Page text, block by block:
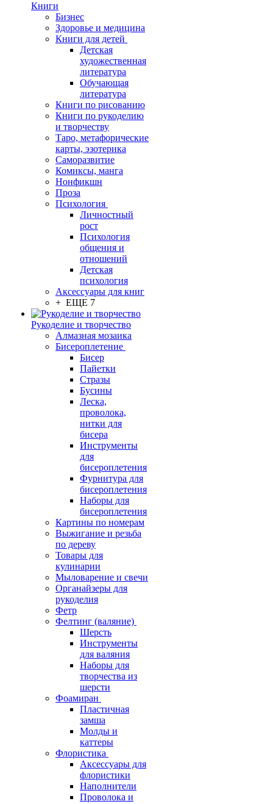
Книги
Бизнес
Здоровье и медицина
Книги для детей
Детская
художественная
литература
Обучающая
литература
Книги по рисованию
Книги по рукоделию
и творчеству
Таро, метафорические
карты, эзотерика
Саморазвитие
Комиксы, манга
Нонфикшн
Проза
Психология
Личностный
рост
Психология
общения и
отношений
Детская
психология
Аксессуары для книг
+ ЕЩЕ 7
Рукоделие и творчество
Алмазная мозаика
Бисероплетение
Бисер
Пайетки
Стразы
Бусины
Леска,
проволока,
нитки для
бисера
Инструменты
для
бисероплетения
Фурнитура для
бисероплетения
Наборы для
бисероплетения
Картины по номерам
Выжигание и резьба
по дереву
Товары для
кулинарии
Мыловарение и свечи
Органайзеры для
рукоделия
Фетр
Фелтинг (валяние)
Шерсть
Инструменты
для валяния
Наборы для
творчества из
шерсти
Фоамиран
Пластичная
замша
Молды и
каттеры
Флористика
Аксессуары для
флористики
Наполнители
Проволока и